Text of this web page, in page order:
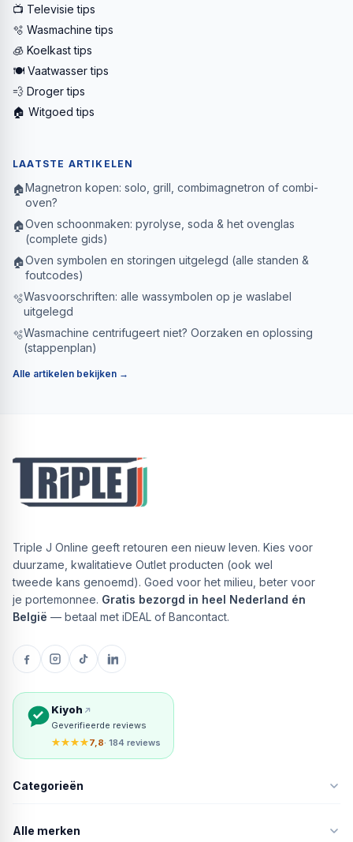
📺 Televisie tips
🫧 Wasmachine tips
🧊 Koelkast tips
🍽️ Vaatwasser tips
💨 Droger tips
🏠 Witgoed tips
LAATSTE ARTIKELEN
🏠Magnetron kopen: solo, grill, combimagnetron of combi-
oven?
🏠Oven schoonmaken: pyrolyse, soda & het ovenglas
(complete gids)
🏠Oven symbolen en storingen uitgelegd (alle standen &
foutcodes)
🫧Wasvoorschriften: alle wassymbolen op je waslabel
uitgelegd
🫧Wasmachine centrifugeert niet? Oorzaken en oplossing
(stappenplan)
Alle artikelen bekijken →
Triple J Online geeft retouren een nieuw leven. Kies voor
duurzame, kwalitatieve Outlet producten (ook wel
tweede kans genoemd). Goed voor het milieu, beter voor
je portemonnee. Gratis bezorgd in heel Nederland én
België — betaal met iDEAL of Bancontact.
Kiyoh
Geverifieerde reviews
★★★★7,8· 184 reviews
Categorieën
Alle merken